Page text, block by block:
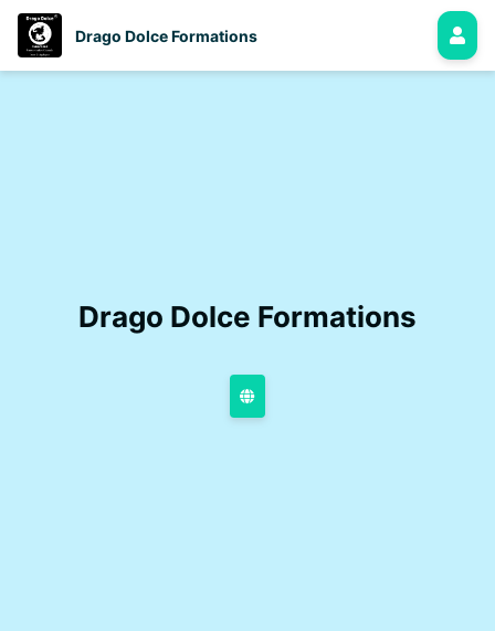
Drago Dolce Formations
Drago Dolce Formations